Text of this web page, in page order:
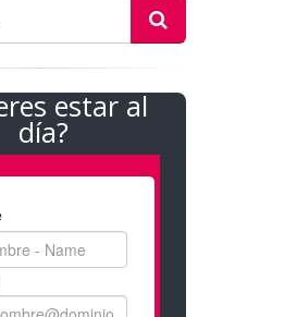
estar al
día?